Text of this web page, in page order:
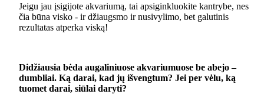
Jeigu jau įsigijote akvariumą, tai apsiginkluokite kantrybe, nes
čia būna visko - ir džiaugsmo ir nusivylimo, bet galutinis
rezultatas atperka viską!
Didžiausia bėda augaliniuose akvariumuose be abejo –
dumbliai. Ką darai, kad jų išvengtum? Jei per vėlu, ką
tuomet darai, siūlai daryti?